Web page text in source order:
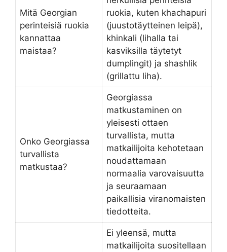
Mitä Georgian
perinteisiä ruokia
kannattaa
maistaa?
ruokia, kuten khachapuri
(juustotäytteinen leipä),
khinkali (lihalla tai
kasviksilla täytetyt
dumplingit) ja shashlik
(grillattu liha).
Onko Georgiassa
turvallista
matkustaa?
Georgiassa
matkustaminen on
yleisesti ottaen
turvallista, mutta
matkailijoita kehotetaan
noudattamaan
normaalia varovaisuutta
ja seuraamaan
paikallisia viranomaisten
tiedotteita.
Ei yleensä, mutta
matkailijoita suositellaan